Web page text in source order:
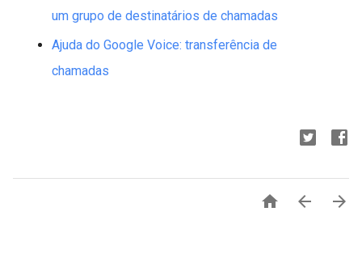
um grupo de destinatários de chamadas
Ajuda do Google Voice: transferência de
chamadas
  